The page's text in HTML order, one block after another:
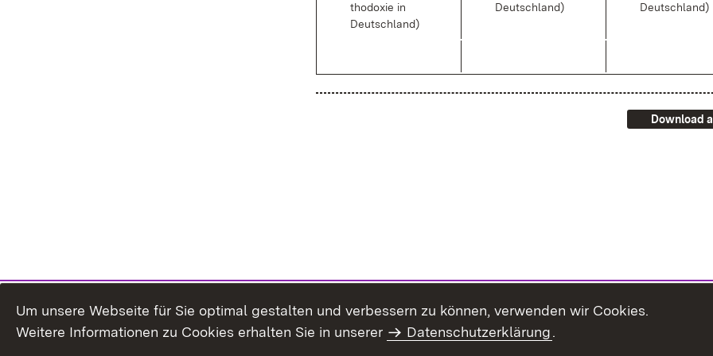
tho­do­xie in
Deutsch­land)
Deutsch­land)
Deutsch­land)
Download
Um unsere Webseite für Sie optimal gestalten und verbessern zu können, verwenden wir Cookies.
Weitere Informationen zu Cookies erhalten Sie in unserer
Datenschutzerklärung.